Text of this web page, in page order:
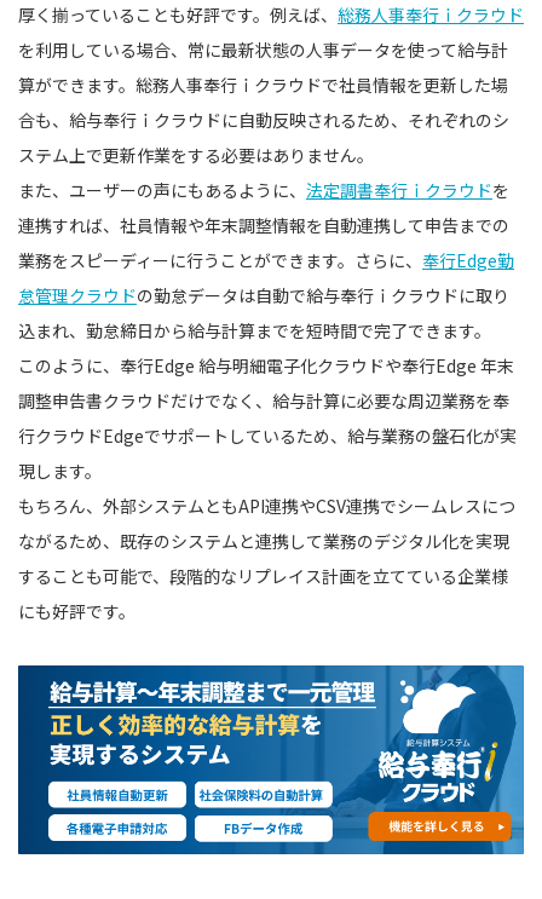
厚く揃っていることも好評です。例えば、 総務人事奉行ｉクラウド
を利用している場合、常に最新状態の人事データを使って給与計
算ができます。総務人事奉行ｉクラウドで社員情報を更新した場
合も、給与奉行ｉクラウドに自動反映されるため、それぞれのシ
ステム上で更新作業をする必要はありません。
また、ユーザーの声にもあるように、 法定調書奉行ｉクラウドを
連携すれば、社員情報や年末調整情報を自動連携して申告までの
業務をスピーディーに行うことができます。さらに、 奉行Edge勤
怠管理クラウドの勤怠データは自動で給与奉行ｉクラウドに取り
込まれ、勤怠締日から給与計算までを短時間で完了できます。
このように、奉行Edge 給与明細電子化クラウドや奉行Edge 年末
調整申告書クラウドだけでなく、給与計算に必要な周辺業務を奉
行クラウドEdgeでサポートしているため、給与業務の盤石化が実
現します。
もちろん、外部システムともAPI連携やCSV連携でシームレスにつ
ながるため、既存のシステムと連携して業務のデジタル化を実現
することも可能で、段階的なリプレイス計画を立てている企業様
にも好評です。